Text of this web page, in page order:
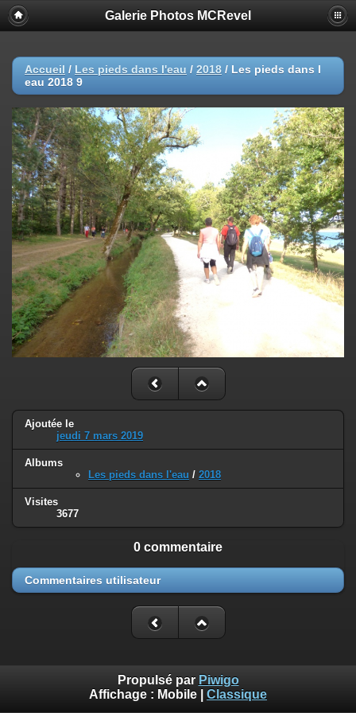
Galerie Photos MCRevel
Accueil / Les pieds dans l'eau / 2018 / Les pieds dans l
eau 2018 9
Ajoutée le
jeudi 7 mars 2019
Albums
Les pieds dans l'eau / 2018
Visites
3677
0 commentaire
Commentaires utilisateur
Propulsé par Piwigo
Affichage : Mobile Classique